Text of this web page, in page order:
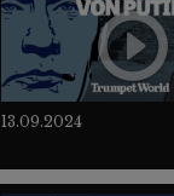
13.09.2024